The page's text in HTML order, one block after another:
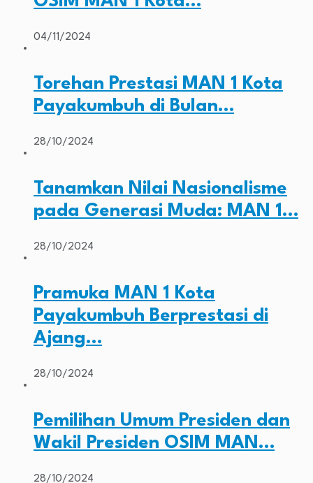
04/11/2024
Torehan Prestasi MAN 1 Kota
Payakumbuh di Bulan…
28/10/2024
Tanamkan Nilai Nasionalisme
pada Generasi Muda: MAN 1…
28/10/2024
Pramuka MAN 1 Kota
Payakumbuh Berprestasi di
Ajang…
28/10/2024
Pemilihan Umum Presiden dan
Wakil Presiden OSIM MAN…
28/10/2024